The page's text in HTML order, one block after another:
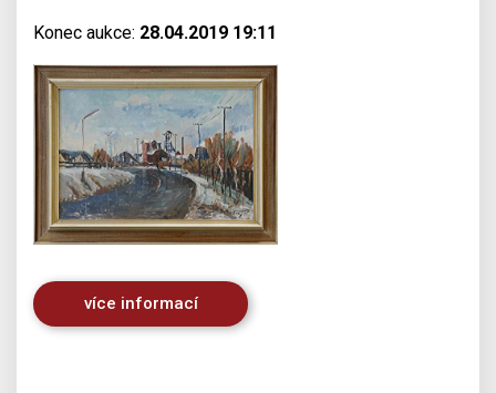
Konec aukce: 28.04.2019 19:11
více informací